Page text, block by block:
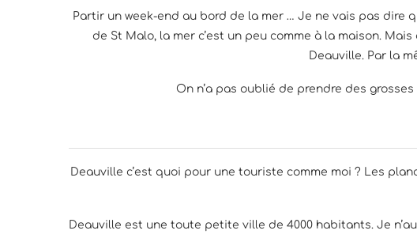
Partir un week-end au bord de la mer … Je ne vais pas dire
de St Malo, la mer c’est un peu comme à la maison.
Deauville. Par la
On n’a pas oublié de prendre des
Deauville c’est quoi pour une touriste comme moi ? Les
Deauville est une toute petite ville de 4000 habitants. Je